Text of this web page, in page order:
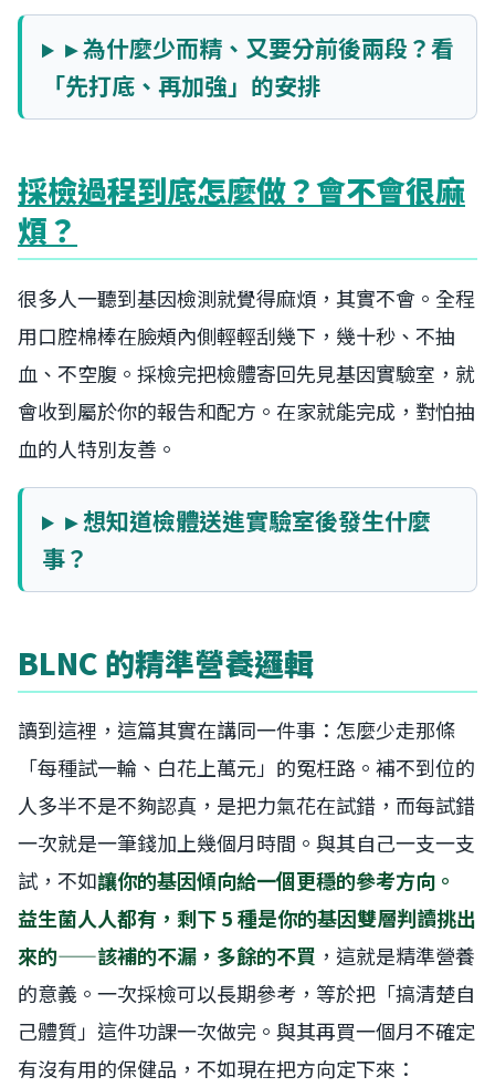
▸ 為什麼少而精、又要分前後兩段？看
「先打底、再加強」的安排
採檢過程到底怎麼做？會不會很麻
煩？
很多人一聽到基因檢測就覺得麻煩，其實不會。全程
用口腔棉棒在臉頰內側輕輕刮幾下，幾十秒、不抽
血、不空腹。採檢完把檢體寄回先見基因實驗室，就
會收到屬於你的報告和配方。在家就能完成，對怕抽
血的人特別友善。
▸ 想知道檢體送進實驗室後發生什麼
事？
BLNC 的精準營養邏輯
讀到這裡，這篇其實在講同一件事：怎麼少走那條
「每種試一輪、白花上萬元」的冤枉路。補不到位的
人多半不是不夠認真，是把力氣花在試錯，而每試錯
一次就是一筆錢加上幾個月時間。與其自己一支一支
試，不如讓你的基因傾向給一個更穩的參考方向。
益生菌人人都有，剩下 5 種是你的基因雙層判讀挑出
來的——該補的不漏，多餘的不買 ，這就是精準營養
的意義。一次採檢可以長期參考，等於把「搞清楚自
己體質」這件功課一次做完。與其再買一個月不確定
有沒有用的保健品，不如現在把方向定下來：